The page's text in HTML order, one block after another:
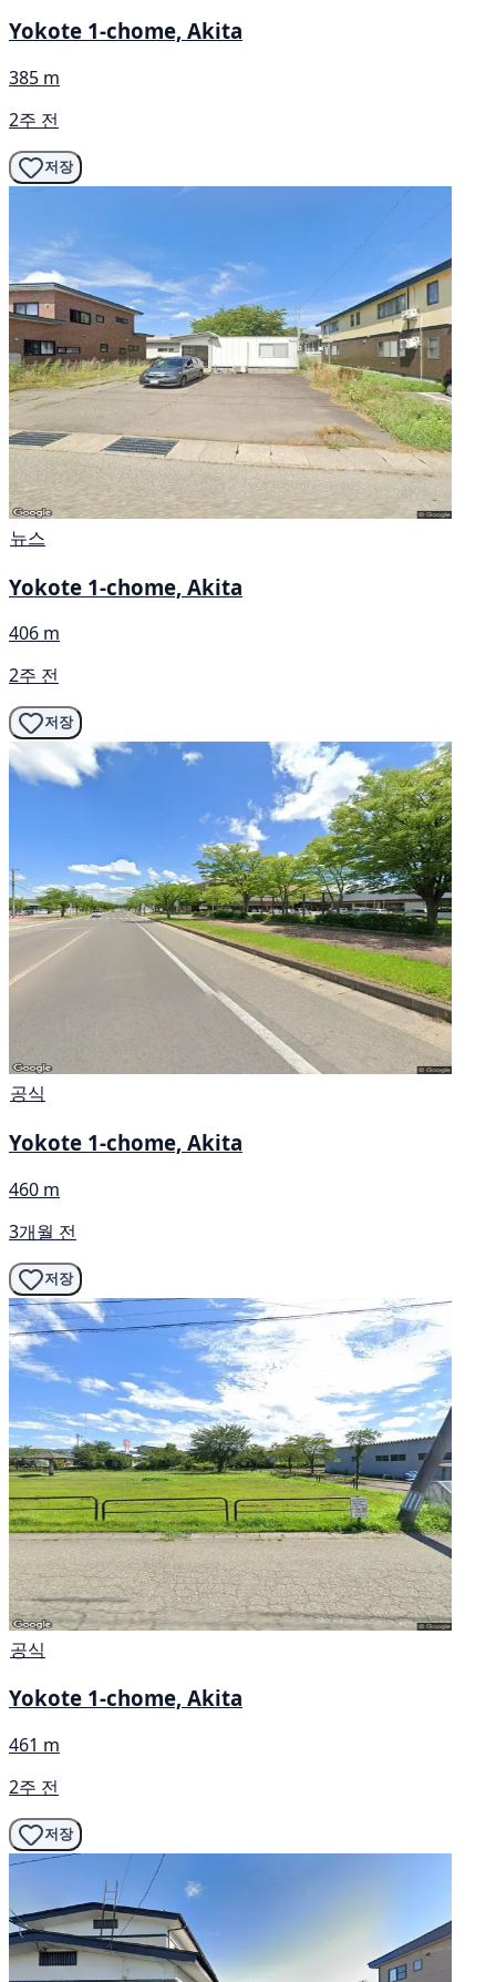
Yokote 1-chome, Akita
385 m
2주 전
저장
뉴스
Yokote 1-chome, Akita
406 m
2주 전
저장
공식
Yokote 1-chome, Akita
460 m
3개월 전
저장
공식
Yokote 1-chome, Akita
461 m
2주 전
저장